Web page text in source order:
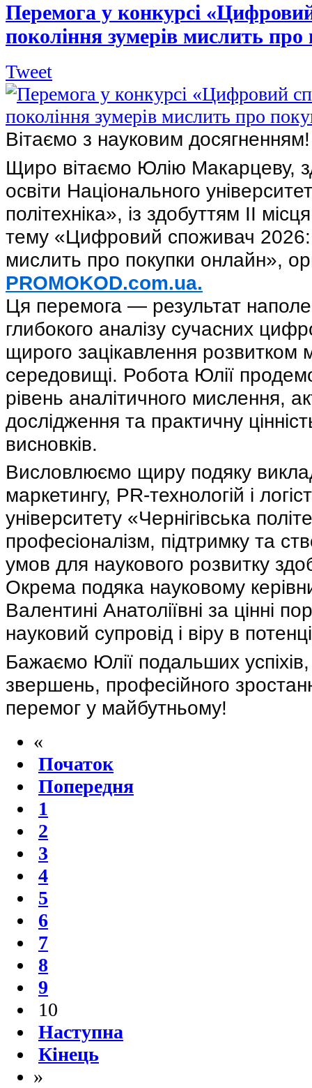
Перемога у конкурсі
покоління зумерів мислить
Tweet
Вітаємо з науковим
Щиро вітаємо Юлію Макарцеву,
освіти Національного
політехніка», із здобуттям ІІ
тему «Цифровий споживач 2026:
мислить про покупки онлайн»,
PROMOKOD.com.ua.
Ця перемога — результат
глибокого аналізу сучасних
щирого зацікавлення розвитком
середовищі. Робота Юлії
рівень аналітичного мислення,
дослідження та практичну
висновків.
Висловлюємо щиру подяку
маркетингу, PR-технологій і
університету «Чернігівська
професіоналізм, підтримку та
умов для наукового розвитку
Окрема подяка науковому
Валентині Анатоліївні за цінні
науковий супровід і віру в
Бажаємо Юлії подальших
звершень, професійного
перемог у майбутньому!
«
Початок
Попередня
1
2
3
4
5
6
7
8
9
10
Наступна
Кінець
»